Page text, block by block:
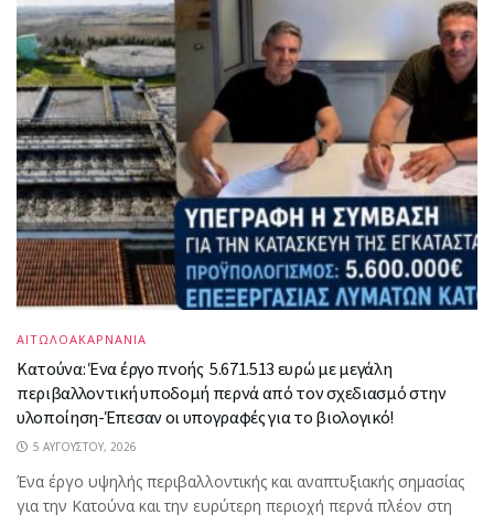
ΑΙΤΩΛΟΑΚΑΡΝΑΝΙΑ
Κατούνα: Ένα έργο πνοής 5.671.513 ευρώ με μεγάλη
περιβαλλοντική υποδομή περνά από τον σχεδιασμό στην
υλοποίηση-Έπεσαν οι υπογραφές για το βιολογικό!
5 ΑΥΓΟΎΣΤΟΥ, 2026
Ένα έργο υψηλής περιβαλλοντικής και αναπτυξιακής σημασίας
για την Κατούνα και την ευρύτερη περιοχή περνά πλέον στη